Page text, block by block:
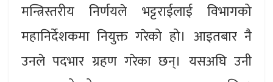
मन्त्रिस्तरीय निर्णयले भट्टराईलाई विभागको
महानिर्देशकमा नियुक्त गरेको हो। आइतबार नै
उनले पदभार ग्रहण गरेका छन्। यसअघि उनी